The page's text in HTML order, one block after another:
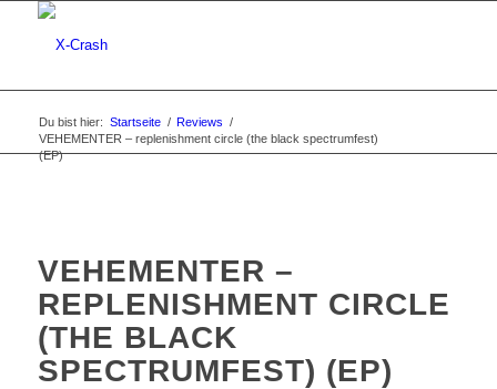
Du bist hier: Startseite / Reviews /
VEHEMENTER – replenishment circle (the black spectrumfest)
(EP)
VEHEMENTER –
REPLENISHMENT CIRCLE
(THE BLACK
SPECTRUMFEST) (EP)